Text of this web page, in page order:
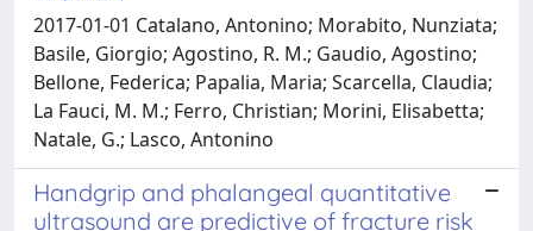
2017-01-01 Catalano, Antonino; Morabito, Nunziata;
Basile, Giorgio; Agostino, R. M.; Gaudio, Agostino;
Bellone, Federica; Papalia, Maria; Scarcella, Claudia;
La Fauci, M. M.; Ferro, Christian; Morini, Elisabetta;
Natale, G.; Lasco, Antonino
Handgrip and phalangeal quantitative
ultrasound are predictive of fracture risk